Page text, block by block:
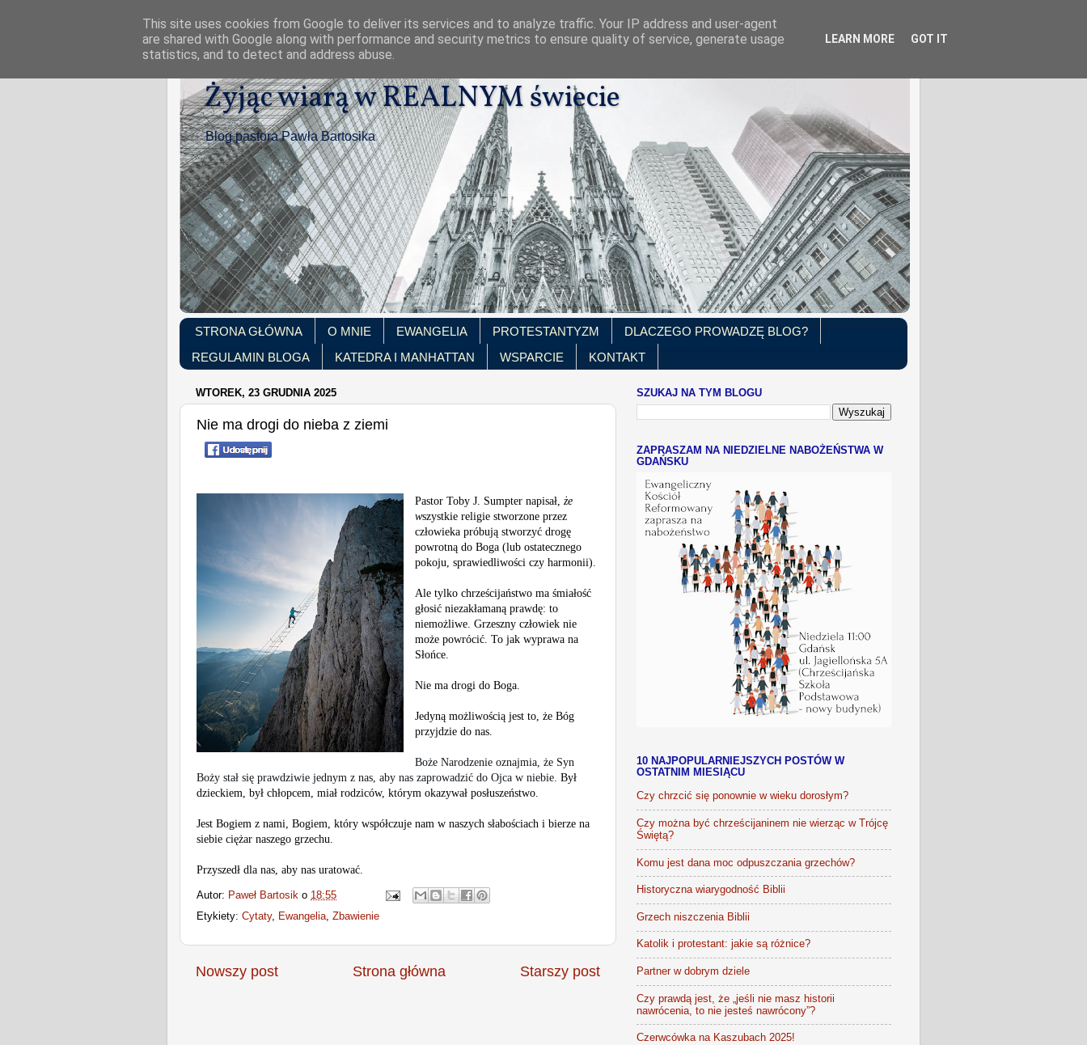
Żyjąc wiarą w REALNYM świecie
Blog pastora Pawła Bartosika
STRONA GŁÓWNA O MNIE EWANGELIA PROTESTANTYZM
DLACZEGO PROWADZĘ BLOG?
REGULAMIN BLOGA
KATEDRA I MANHATTAN WSPARCIE KONTAKT
WTOREK, 23 GRUDNIA 2025
Nie ma drogi do nieba z ziemi
Pastor Toby J. Sumpter napisał, że
wszystkie religie stworzone przez
człowieka próbują stworzyć drogę
powrotną do Boga (lub ostatecznego
pokoju, sprawiedliwości czy harmonii).
Ale tylko chrześcijaństwo ma śmiałość
głosić niezakłamaną prawdę: to
niemożliwe. Grzeszny człowiek nie
może powrócić. To jak wyprawa na
Słońce.
Nie ma drogi do Boga.
Jedyną możliwością jest to, że Bóg
przyjdzie do nas.
Boże Narodzenie oznajmia, że Syn
Boży stał się prawdziwie jednym z nas, aby nas zaprowadzić do Ojca w niebie. Był
dzieckiem, był chłopcem, miał rodziców, którym okazywał posłuszeństwo.
Jest Bogiem z nami, Bogiem, który współczuje nam w naszych słabościach i bierze na
siebie ciężar naszego grzechu.
Przyszedł dla nas, aby nas uratować.
Autor: Paweł Bartosik o 18:55
Etykiety: Cytaty, Ewangelia, Zbawienie
Nowszy post Starszy post
Strona główna
SZUKAJ NA TYM BLOGU
ZAPRASZAM NA NIEDZIELNE NABOŻEŃSTWA W
GDAŃSKU
10 NAJPOPULARNIEJSZYCH POSTÓW W
OSTATNIM MIESIĄCU
Czy chrzcić się ponownie w wieku dorosłym?
Czy można być chrześcijaninem nie wierząc w Trójcę
Świętą?
Komu jest dana moc odpuszczania grzechów?
Historyczna wiarygodność Biblii
Grzech niszczenia Biblii
Katolik i protestant: jakie są różnice?
Partner w dobrym dziele
Czy prawdą jest, że „jeśli nie masz historii
nawrócenia, to nie jesteś nawrócony”?
Czerwcówka na Kaszubach 2025!
This site uses cookies from Google to deliver its services and to analyze traffic. Your IP address and user-agent
are shared with Google along with performance and security metrics to ensure quality of service, generate usage
statistics, and to detect and address abuse.
LEARN MORE GOT IT